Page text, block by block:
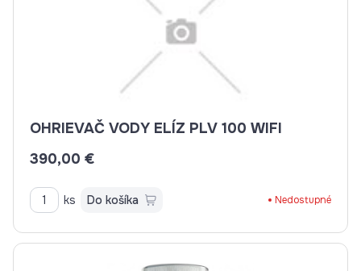
OHRIEVAČ VODY ELÍZ PLV 100 WIFI
390,00 €
ks Do košíka Nedostupné